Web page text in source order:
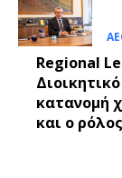
Regional
κατανομή
και ο